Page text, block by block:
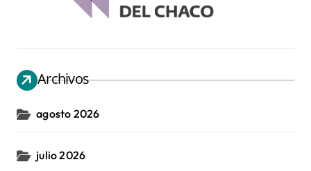
Archivos
agosto 2026
julio 2026